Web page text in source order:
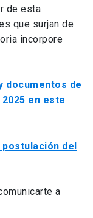
de esta
que surjan de
incorpore
documentos de
en este
del
a